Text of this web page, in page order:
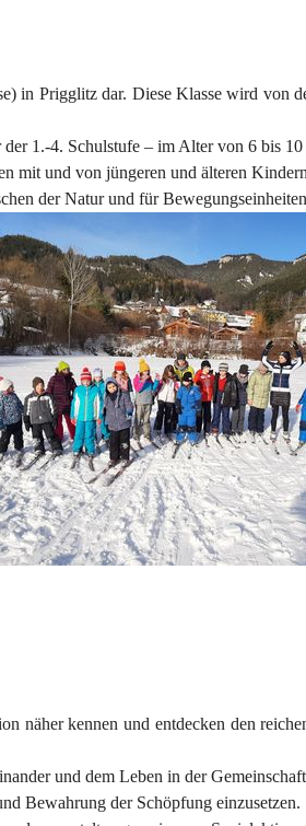
in Prigglitz dar. Diese Klasse wird von
1.-4. Schulstufe – im Alter von 6 bis
mit und von jüngeren und älteren
der Natur und für
näher kennen und entdecken den
und dem Leben in der
Bewahrung der Schöpfung einzusetzen.